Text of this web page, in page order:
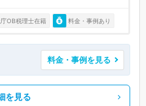
OB税理士在籍 料金・事例あり
料金・事例を見る
を見る